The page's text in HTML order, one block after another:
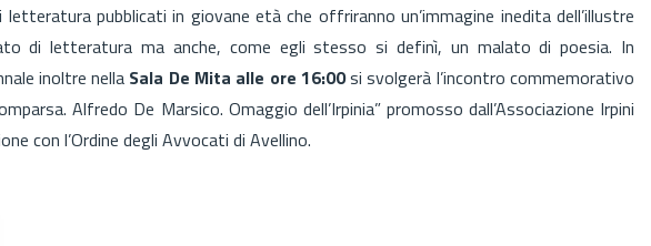
pubblicati in giovane età che offriranno un’immagine inedita dell’illustre
di letteratura ma anche, come egli stesso si definì, un malato di poesia. In
inoltre nella Sala De Mita alle ore 16:00si svolgerà l’incontro commemorativo
Alfredo De Marsico. Omaggio dell’Irpinia” promosso dall’Associazione Irpini
con l’Ordine degli Avvocati di Avellino.